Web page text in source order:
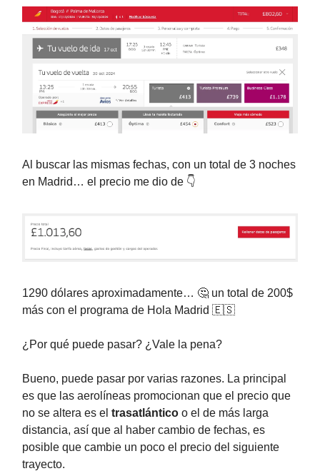
Al buscar las mismas fechas, con un total de 3 noches
en Madrid… el precio me dio de 👇️
1290 dólares aproximadamente… 🤔 un total de 200$
más con el programa de Hola Madrid 🇪🇸
¿Por qué puede pasar? ¿Vale la pena?
Bueno, puede pasar por varias razones. La principal
es que las aerolíneas promocionan que el precio que
no se altera es el trasatlántico o el de más larga
distancia, así que al haber cambio de fechas, es
posible que cambie un poco el precio del siguiente
trayecto.